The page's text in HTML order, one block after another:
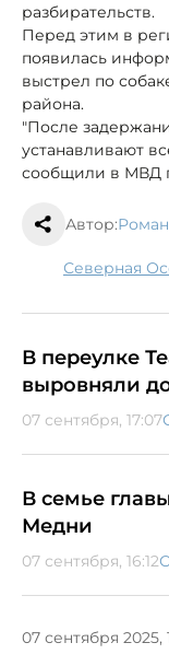
разбирательств.
Перед этим в
появилась
выстрел по
района.
"После
устанавливают
сообщили в МВД
Автор:
Северная
В переулке
выровняли
07 сентября, 17:07
В семье
Медни
07 сентября, 16:12
07 сентября 2025,